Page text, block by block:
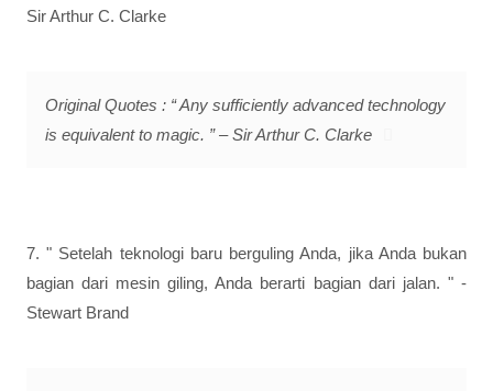
Sir Arthur C. Clarke
Original Quotes : “ Any sufficiently advanced technology
is equivalent to magic. ” – Sir Arthur C. Clarke
7. " Setelah teknologi baru berguling Anda, jika Anda bukan
bagian dari mesin giling, Anda berarti bagian dari jalan. " -
Stewart Brand